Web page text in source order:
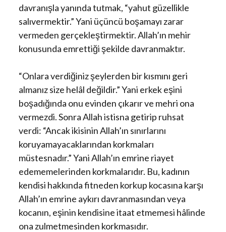
davranışla yanında tutmak, “yahut güzellikle
salıvermektir.” Yani üçüncü boşamayı zarar
vermeden gerçekleştirmektir. Allah’ın mehir
konusunda emrettiği şekilde davranmaktır.
“Onlara verdiğiniz şeylerden bir kısmını geri
almanız size helâl değildir.” Yani erkek eşini
boşadığında onu evinden çıkarır ve mehri ona
vermezdi. Sonra Allah istisna getirip ruhsat
verdi: “Ancak ikisinin Allah’ın sınırlarını
koruyamayacaklarından korkmaları
müstesnadır.” Yani Allah’ın emrine riayet
edememelerinden korkmalarıdır. Bu, kadının
kendisi hakkında fitneden korkup kocasına karşı
Allah’ın emrine aykırı davranmasından veya
kocanın, eşinin kendisine itaat etmemesi hâlinde
ona zulmetmesinden korkmasıdır.